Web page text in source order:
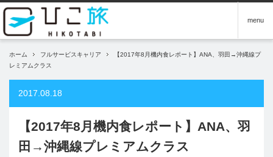
menu
ホーム フルサービスキャリア
【2017年8月機内食レポート】ANA、羽田→沖縄線プ
レミアムクラス
2017.08.18
【2017年8月機内食レポート】ANA、羽
田→沖縄線プレミアムクラス